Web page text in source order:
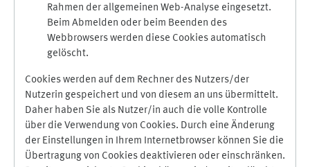
Rahmen der allgemeinen Web-Analyse eingesetzt.
Beim Abmelden oder beim Beenden des
Webbrowsers werden diese Cookies automatisch
gelöscht.
Cookies werden auf dem Rechner des Nutzers/der
Nutzerin gespeichert und von diesem an uns übermittelt.
Daher haben Sie als Nutzer/in auch die volle Kontrolle
über die Verwendung von Cookies. Durch eine Änderung
der Einstellungen in Ihrem Internetbrowser können Sie die
Übertragung von Cookies deaktivieren oder einschränken.